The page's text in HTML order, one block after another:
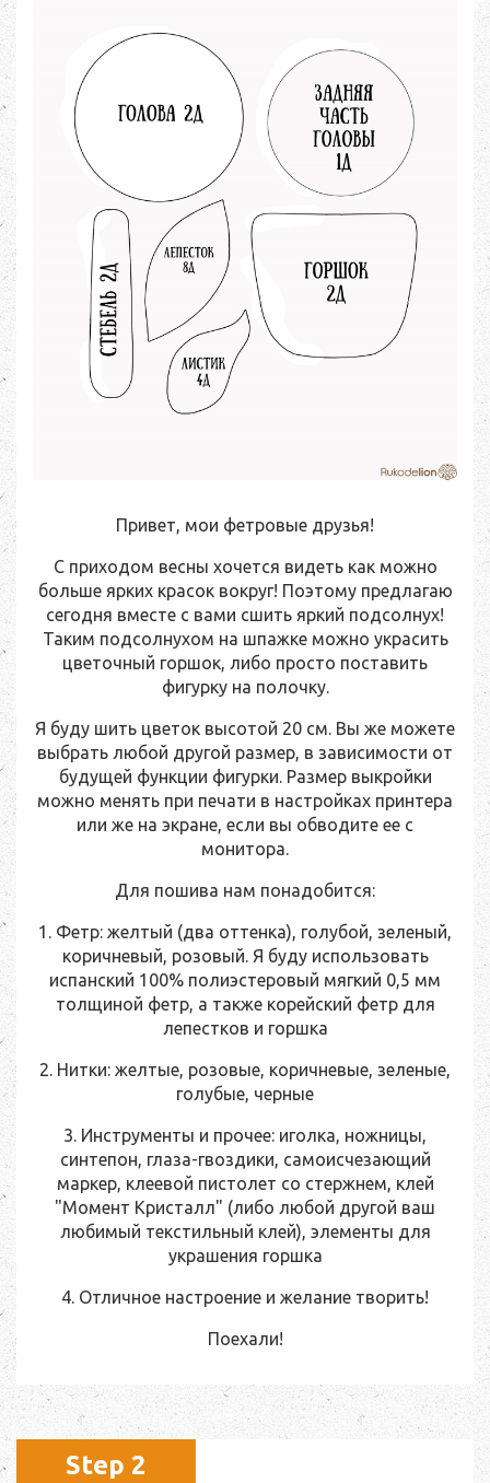
Привет, мои фетровые друзья!
С приходом весны хочется видеть как можно
больше ярких красок вокруг! Поэтому предлагаю
сегодня вместе с вами сшить яркий подсолнух!
Таким подсолнухом на шпажке можно украсить
цветочный горшок, либо просто поставить
фигурку на полочку.
Я буду шить цветок высотой 20 см. Вы же можете
выбрать любой другой размер, в зависимости от
будущей функции фигурки. Размер выкройки
можно менять при печати в настройках принтера
или же на экране, если вы обводите ее с
монитора.
Для пошива нам понадобится:
1. Фетр: желтый (два оттенка), голубой, зеленый,
коричневый, розовый. Я буду использовать
испанский 100% полиэстеровый мягкий 0,5 мм
толщиной фетр, а также корейский фетр для
лепестков и горшка
2. Нитки: желтые, розовые, коричневые, зеленые,
голубые, черные
3. Инструменты и прочее: иголка, ножницы,
синтепон, глаза-гвоздики, самоисчезающий
маркер, клеевой пистолет со стержнем, клей
"Момент Кристалл" (либо любой другой ваш
любимый текстильный клей), элементы для
украшения горшка
4. Отличное настроение и желание творить!
Поехали!
Step 2